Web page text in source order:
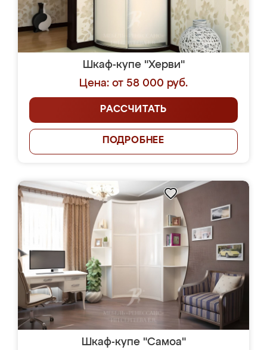
Шкаф-купе "Херви"
Цена: от 58 000 руб.
РАССЧИТАТЬ
ПОДРОБНЕЕ
Шкаф-купе "Самоа"